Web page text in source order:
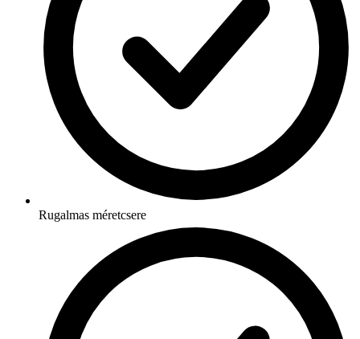
Rugalmas méretcsere